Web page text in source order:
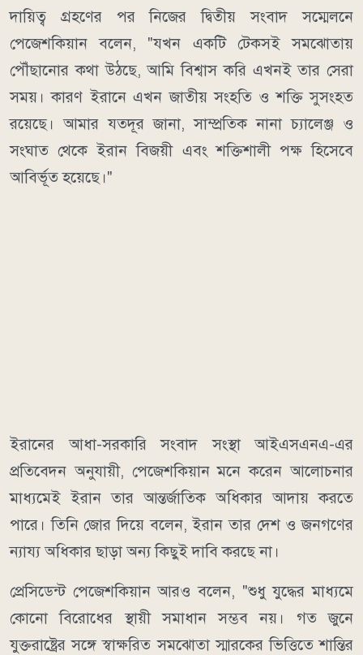
দায়িত্ব গ্রহণের পর নিজের দ্বিতীয় সংবাদ সম্মেলনে
পেজেশকিয়ান বলেন, "যখন একটি টেকসই সমঝোতায়
পৌঁছানোর কথা উঠছে, আমি বিশ্বাস করি এখনই তার সেরা
সময়। কারণ ইরানে এখন জাতীয় সংহতি ও শক্তি সুসংহত
রয়েছে। আমার যতদূর জানা, সাম্প্রতিক নানা চ্যালেঞ্জ ও
সংঘাত থেকে ইরান বিজয়ী এবং শক্তিশালী পক্ষ হিসেবে
আবির্ভূত হয়েছে।"
ইরানের আধা-সরকারি সংবাদ সংস্থা আইএসএনএ-এর
প্রতিবেদন অনুযায়ী, পেজেশকিয়ান মনে করেন আলোচনার
মাধ্যমেই ইরান তার আন্তর্জাতিক অধিকার আদায় করতে
পারে। তিনি জোর দিয়ে বলেন, ইরান তার দেশ ও জনগণের
ন্যায্য অধিকার ছাড়া অন্য কিছুই দাবি করছে না।
প্রেসিডেন্ট পেজেশকিয়ান আরও বলেন, "শুধু যুদ্ধের মাধ্যমে
কোনো বিরোধের স্থায়ী সমাধান সম্ভব নয়। গত জুনে
যুক্তরাষ্ট্রের সঙ্গে স্বাক্ষরিত সমঝোতা স্মারকের ভিত্তিতে শান্তির